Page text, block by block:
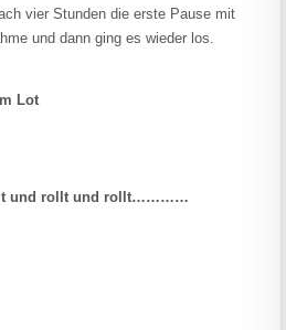
vier Stunden die erste Pause mit
und dann ging es wieder los.
Lot
und rollt und rollt…………